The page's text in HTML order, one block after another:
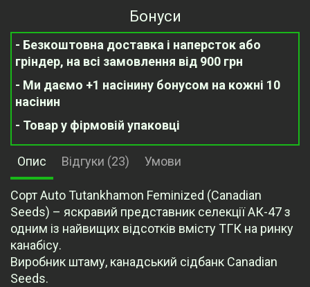
Бонуси
- Безкоштовна доставка і наперсток або
гріндер, на всі замовлення від 900 грн
- Ми даємо +1 насінину бонусом на кожні 10
насінин
- Товар у фірмовій упаковці
Опис Відгуки (23) Умови
Сорт Auto Tutankhamon Feminized (Canadian
Seeds) – яскравий представник селекції АК-47 з
одним із найвищих відсотків вмісту ТГК на ринку
канабісу.
Виробник штаму, канадський сідбанк Canadian
Seeds.